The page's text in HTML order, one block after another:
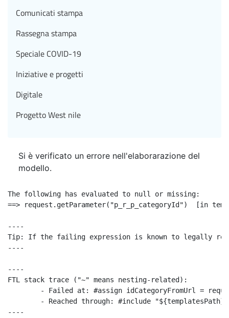
Si è verificato un errore nell'elaborarazione del
modello.
The following has evaluated to null or missing:
==> request.getParameter("p_r_p_categoryId")  [in
----
Tip: If the failing expression is known to legally refer
----
----
FTL stack trace ("~" means nesting-related):
----
Comunicati stampa
Rassegna stampa
Speciale COVID-19
Iniziative e progetti
Digitale
Progetto West nile